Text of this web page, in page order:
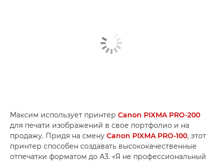
Максим использует принтер Canon PIXMA PRO-200
для печати изображений в свое портфолио и на
продажу. Придя на смену Canon PIXMA PRO-100, этот
принтер способен создавать высококачественные
отпечатки форматом до A3. «Я не профессиональный